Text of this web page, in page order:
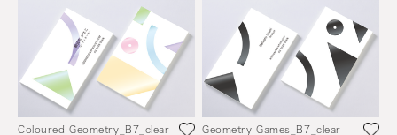
Coloured Geometry_B7_clear Geometry Games_B7_clear